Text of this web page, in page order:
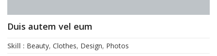
Duis autem vel eum
Skill : Beauty, Clothes, Design, Photos